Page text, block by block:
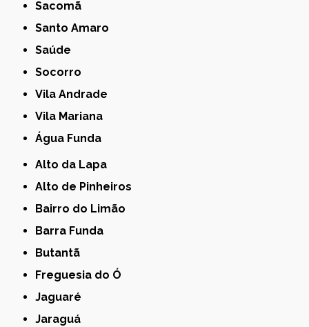
Sacomã
Santo Amaro
Saúde
Socorro
Vila Andrade
Vila Mariana
Água Funda
Alto da Lapa
Alto de Pinheiros
Bairro do Limão
Barra Funda
Butantã
Freguesia do Ó
Jaguaré
Jaraguá